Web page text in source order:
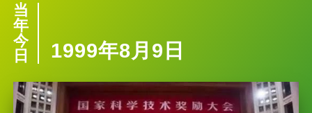
当
年
今
日
1999年8月9日